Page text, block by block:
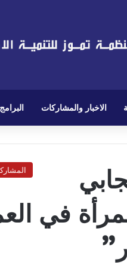
الاخبار والمشاركات البرامج
في